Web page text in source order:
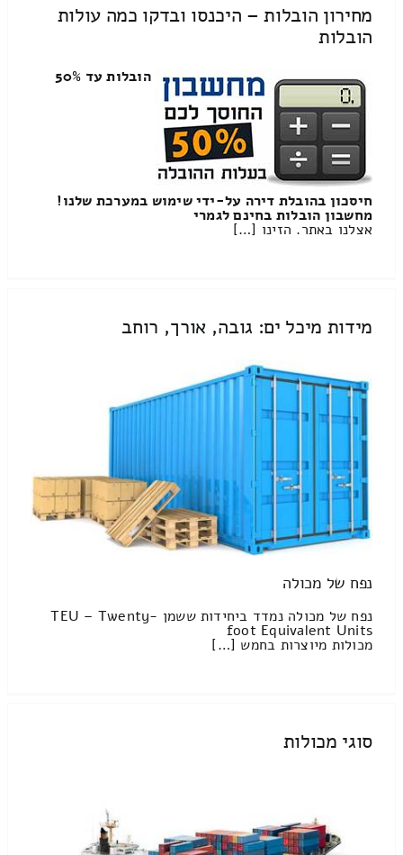
מחירון הובלות – היכנסו ובדקו כמה עולות
הובלות
הובלות עד 50%
חיסכון בהובלת דירה על-ידי שימוש במערכת שלנו!
מחשבון הובלות בחינם לגמרי
אצלנו באתר. הזינו […]
מידות מיכל ים: גובה, אורך, רוחב
נפח של מכולה
נפח של מכולה נמדד ביחידות ששמן TEU – Twenty-
foot Equivalent Units
מכולות מיוצרות בחמש […]
סוגי מכולות